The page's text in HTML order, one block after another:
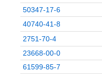
50347-17-6
40740-41-8
2751-70-4
23668-00-0
61599-85-7